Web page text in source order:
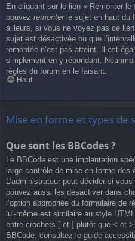
En cliquant sur le lien « Remonter
pouvez remonterle sujet en haut du
ailleurs, si vous ne voyez pas ce
sujet est désactivée ou que
remontée n’est pas atteint. Il est
simplement en y répondant.
règles du forum en le faisant.
Haut
Mise en forme et types de
Que sont les BBCodes ?
Le BBCode est une implantation
large contrôle de mise en forme des
L’administrateur peut décider si
pouvez aussi les désactiver dans
l’option appropriée du formulaire de
lui-même est similaire au style
entre crochets [ et ] plutôt que < et
BBCode, consultez le guide